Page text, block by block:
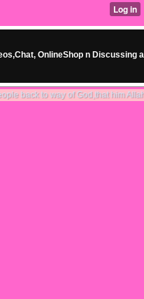
OnlineShop n Discussing
of God,that him Allah.n we